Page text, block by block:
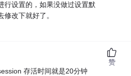
行设置的，如果没做过设置默
改下就好了。
存活时间就是20分钟
赞